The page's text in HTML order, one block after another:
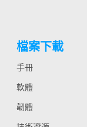
檔案下載
手冊
軟體
韌體